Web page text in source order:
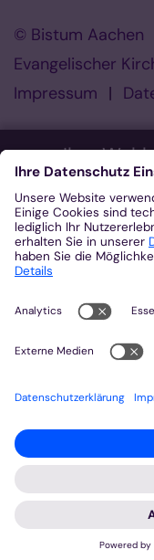
Ihre
Wir möchten Ihnen
Dazu verwenden wir
Website notwendig
auch Cookies und
externer Inhalte
Statistikzwecken
entscheiden, welche
beachten Sie, dass
nicht mehr alle
Einwillung finden Sie in
Notwendig
Externe Inhalte
Speichern
Datenschutzerklärung
© Bistum Aachen
Evangelischer
Impressum